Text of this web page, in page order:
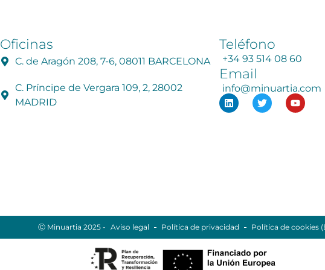
Oficinas
C. de Aragón 208, 7-6, 08011 BARCELONA
C. Príncipe de Vergara 109, 2, 28002
MADRID
Teléfono
+34 93 514 08 60
Email
info@minuartia.com
Ⓒ Minuartia 2025 - Aviso legal Política de privacidad Política de cookies